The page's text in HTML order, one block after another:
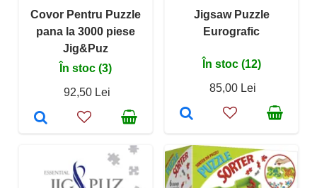
Covor Pentru Puzzle
pana la 3000 piese
Jig&Puz
În stoc (3)
92,50 Lei
Jigsaw Puzzle
Eurografic
În stoc (12)
85,00 Lei